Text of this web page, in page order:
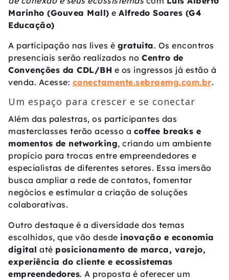
Marinho (Gouvea Mall) e Alfredo Soares (G4
Educação)
A participação nas lives é gratuita. Os encontros
presenciais serão realizados no Centro de
Convenções da CDL/BH e os ingressos já estão à
venda. Acesse: conectamente.sebraemg.com.br.
Um espaço para crescer e se conectar
Além das palestras, os participantes das
masterclasses terão acesso a coffee breaks e
momentos de networking, criando um ambiente
propício para trocas entre empreendedores e
especialistas de diferentes setores. Essa imersão
busca ampliar a rede de contatos, fomentar
negócios e estimular a criação de soluções
colaborativas.
Outro destaque é a diversidade dos temas
escolhidos, que vão desde inovação e economia
digital até posicionamento de marca, varejo,
experiência do cliente e ecossistemas
empreendedores. A proposta é oferecer um